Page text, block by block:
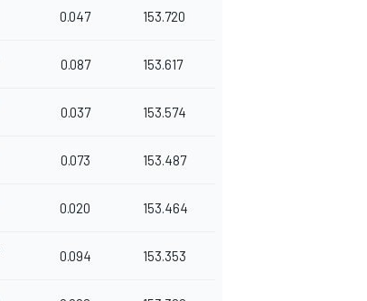
0.047 153.720
0.087 153.617
0.037 153.574
0.073 153.487
0.020 153.464
0.094 153.353